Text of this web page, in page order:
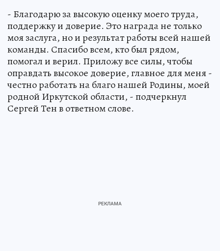
- Благодарю за высокую оценку моего труда,
поддержку и доверие. Это награда не только
моя заслуга, но и результат работы всей нашей
команды. Спасибо всем, кто был рядом,
помогал и верил. Приложу все силы, чтобы
оправдать высокое доверие, главное для меня -
честно работать на благо нашей Родины, моей
родной Иркутской области, - подчеркнул
Сергей Тен в ответном слове.